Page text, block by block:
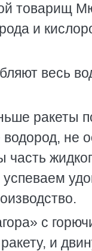
товарищ
и
весь
ракеты
не
часть
с
и